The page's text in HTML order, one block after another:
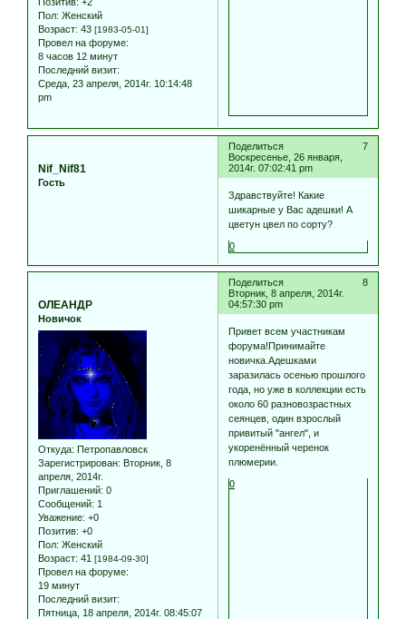
Пол: Женский
Возраст: 43 [1983-05-01]
Провел на форуме:
8 часов 12 минут
Последний визит:
Среда, 23 апреля, 2014г. 10:14:48
pm
Поделиться
7
Воскресенье, 26 января,
2014г. 07:02:41 pm
Nif_Nif81
Гость
Здравствуйте! Какие
шикарные у Вас адешки! А
цветун цвел по сорту?
0
Поделиться
8
Вторник, 8 апреля, 2014г.
04:57:30 pm
ОЛЕАНДР
Новичок
Откуда: Петропавловск
Зарегистрирован: Вторник, 8
апреля, 2014г.
Приглашений: 0
Сообщений: 1
Уважение: +0
Позитив: +0
Пол: Женский
Возраст: 41 [1984-09-30]
Провел на форуме:
19 минут
Последний визит:
Пятница, 18 апреля, 2014г. 08:45:07
Привет всем участникам
форума!Принимайте
новичка.Адешками
заразилась осенью прошлого
года, но уже в коллекции есть
около 60 разновозрастных
сеянцев, один взрослый
привитый "ангел", и
укоренённый черенок
плюмерии.
0